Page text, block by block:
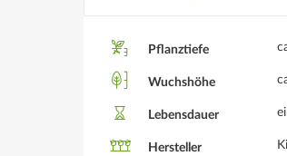
Pflanztiefe
Wuchshöhe
Lebensdauer
Hersteller